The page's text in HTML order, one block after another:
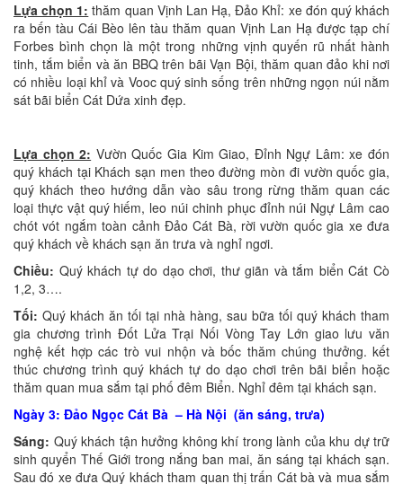
Lựa chọn 1: thăm quan Vịnh Lan Hạ, Đảo Khỉ: xe đón quý khách
ra bến tàu Cái Bèo lên tàu thăm quan Vịnh Lan Hạ được tạp chí
Forbes bình chọn là một trong những vịnh quyến rũ nhất hành
tinh, tắm biển và ăn BBQ trên bãi Vạn Bội, thăm quan đảo khi nơi
có nhiều loại khỉ và Vooc quý sinh sống trên những ngọn núi nằm
sát bãi biển Cát Dứa xinh đẹp.
Lựa chọn 2: Vườn Quốc Gia Kim Giao, Đỉnh Ngự Lâm: xe đón
quý khách tại Khách sạn men theo đường mòn đi vườn quốc gia,
quý khách theo hướng dẫn vào sâu trong rừng thăm quan các
loại thực vật quý hiếm, leo núi chinh phục đỉnh núi Ngự Lâm cao
chót vót ngắm toàn cảnh Đảo Cát Bà, rời vườn quốc gia xe đưa
quý khách về khách sạn ăn trưa và nghỉ ngơi.
Chiều: Quý khách tự do dạo chơi, thư giãn và tắm biển Cát Cò
1,2, 3….
Tối: Quý khách ăn tối tại nhà hàng, sau bữa tối quý khách tham
gia chương trình Đốt Lửa Trại Nối Vòng Tay Lớn giao lưu văn
nghệ kết hợp các trò vui nhộn và bốc thăm chúng thưởng. kết
thúc chương trình quý khách tự do dạo chơi trên bãi biển hoặc
thăm quan mua sắm tại phố đêm Biển. Nghỉ đêm tại khách sạn.
Ngày 3: Đảo Ngọc Cát Bà – Hà Nội (ăn sáng, trưa)
Sáng: Quý khách tận hưởng không khí trong lành của khu dự trữ
sinh quyển Thế Giới trong nắng ban mai, ăn sáng tại khách sạn.
Sau đó xe đưa Quý khách tham quan thị trấn Cát bà và mua sắm